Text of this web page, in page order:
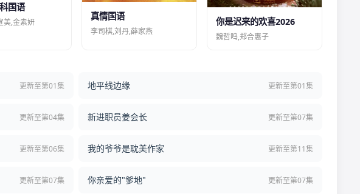
国语
美,金素妍
真情国语
李司棋,刘丹,薛家燕
你是迟来的欢喜2026
魏哲鸣,郑合惠子
更新至第01集 地平线边缘 更新至第01集
更新至第04集 新进职员姜会长 更新至第07集
更新至第06集 我的爷爷是耽美作家 更新至第11集
更新至第07集 你亲爱的"爹地" 更新至第07集